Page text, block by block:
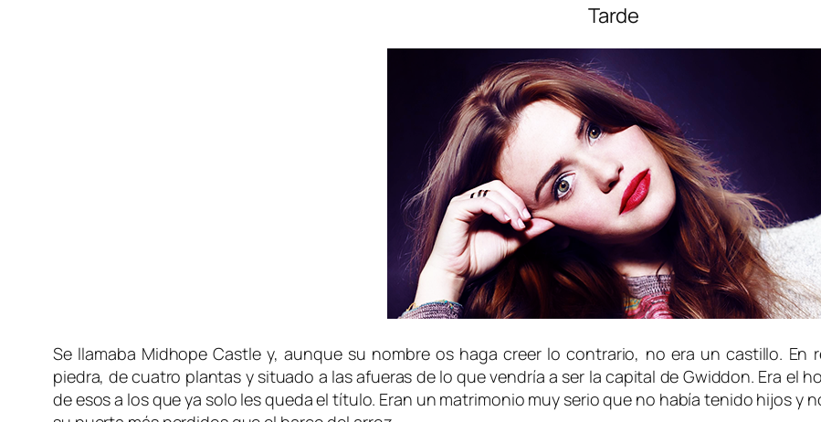
Tarde
Se llamaba Midhope Castle y, aunque su nombre os haga creer lo contrario, no era un castillo. En
piedra, de cuatro plantas y situado a las afueras de lo que vendría a ser la capital de Gwiddon. Era el
de esos a los que ya solo les queda el título. Eran un matrimonio muy serio que no había tenido hijos y